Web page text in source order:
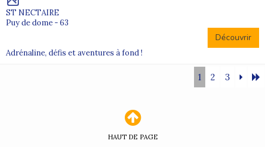
ST NECTAIRE
Puy de dome - 63
Découvrir
Adrénaline, défis et aventures à fond !
1 2 3
HAUT DE PAGE